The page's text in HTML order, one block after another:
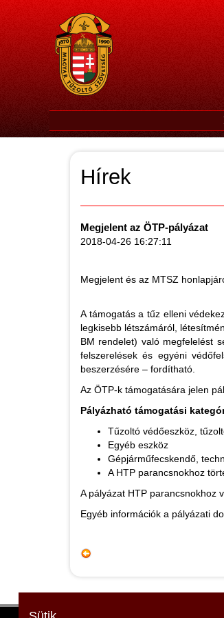
Hírek
Megjelent az ÖTP-pályázat
2018-04-26 16:27:11
Megjelent és az MTSZ
A támogatás a tűz elleni
legkisebb létszámáról,
BM rendelet) való megfelelést
felszerelések és egyéni
beszerzésére – fordítható.
Az ÖTP-k támogatására jelen
Pályázható támogatási
Tűzoltó védőeszköz,
Egyéb eszköz
Gépjárműfecskendő,
A HTP parancsnokhoz
A pályázat HTP parancsnokhoz
Egyéb információk a pályázati